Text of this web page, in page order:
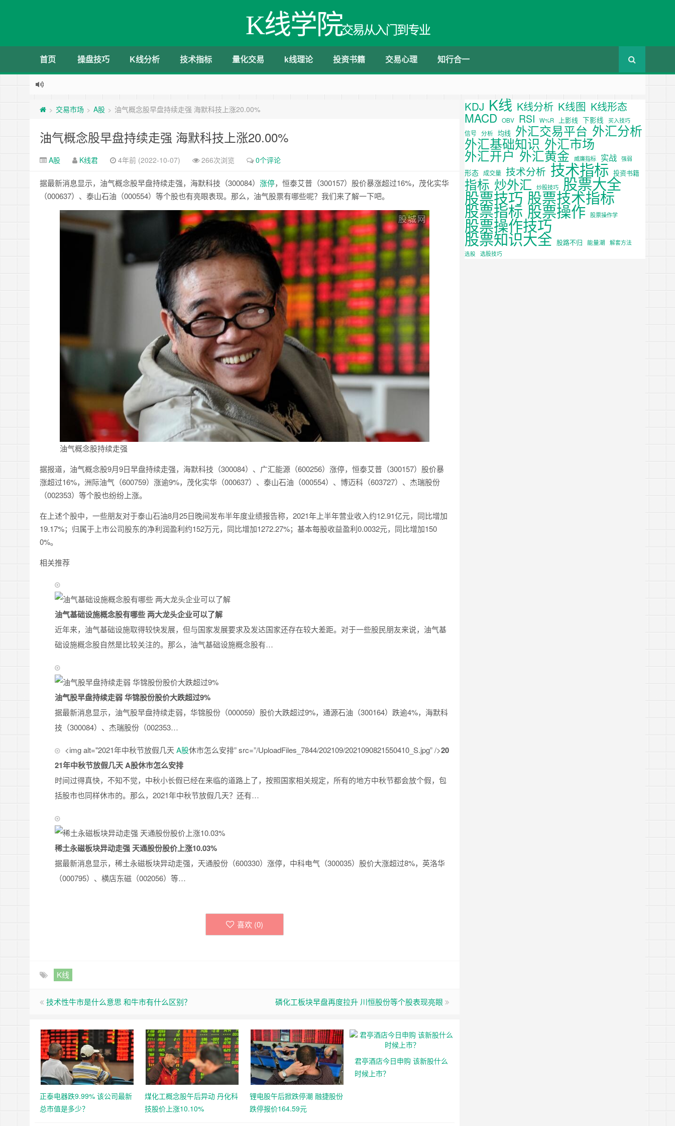
K线学院交易从入门到专业
首页 操盘技巧 K线分析 技术指标 量化交易 k线理论 投资书籍 交易心理 知行合一
> 交易市场 > A股 > 油气概念股早盘持续走强 海默科技上涨20.00%
油气概念股早盘持续走强 海默科技上涨20.00%
A股 K线君 4年前 (2022-10-07) 266次浏览 0个评论
据最新消息显示，油气概念股早盘持续走强，海默科技（300084） 涨停，恒泰艾普（300157）股价暴涨超过16%，茂化实华
（000637）、泰山石油（000554）等个股也有亮眼表现。那么，油气股票有哪些呢？我们来了解一下吧。
油气概念股持续走强
据报道，油气概念股9月9日早盘持续走强，海默科技（300084）、广汇能源（600256）涨停，恒泰艾普（300157）股价暴
涨超过16%，洲际油气（600759）涨逾9%，茂化实华（000637）、泰山石油（000554）、博迈科（603727）、杰瑞股份
（002353）等个股也纷纷上涨。
在上述个股中，一些朋友对于泰山石油8月25日晚间发布半年度业绩报告称，2021年上半年营业收入约12.91亿元，同比增加
19.17%；归属于上市公司股东的净利润盈利约152万元，同比增加1272.27%；基本每股收益盈利0.0032元，同比增加150
0%。
相关推荐
油气基础设施概念股有哪些 两大龙头企业可以了解
近年来，油气基础设施取得较快发展，但与国家发展要求及发达国家还存在较大差距。对于一些股民朋友来说，油气基
础设施概念股自然是比较关注的。那么，油气基础设施概念股有…
油气股早盘持续走弱 华锦股份股价大跌超过9%
据最新消息显示，油气股早盘持续走弱，华锦股份（000059）股价大跌超过9%，通源石油（300164）跌逾4%，海默科
技（300084）、杰瑞股份（002353…
<img alt="2021年中秋节放假几天 A股休市怎么安排” src=”/UploadFiles_7844/202109/2021090821550410_S.jpg” />20
21年中秋节放假几天 A股休市怎么安排
时间过得真快，不知不觉，中秋小长假已经在来临的道路上了，按照国家相关规定，所有的地方中秋节都会放个假，包
括股市也同样休市的。那么，2021年中秋节放假几天？还有…
稀土永磁板块异动走强 天通股份股价上涨10.03%
据最新消息显示，稀土永磁板块异动走强，天通股份（600330）涨停，中科电气（300035）股价大涨超过8%，英洛华
（000795）、横店东磁（002056）等…
喜欢 (0)
K线
技术性牛市是什么意思 和牛市有什么区别？ 磷化工板块早盘再度拉升 川恒股份等个股表现亮眼
正泰电器跌9.99% 该公司最新
总市值是多少？
煤化工概念股午后异动 丹化科
技股价上涨10.10%
锂电股午后掀跌停潮 融捷股份
跌停报价164.59元
君亭酒店今日申购 该新股什么
时候上市？
KDJ K线 K线分析 K线图 K线形态
MACD OBV RSI W%R 上影线 下影线 买入技巧
信号 分析 均线 外汇交易平台 外汇分析
外汇基础知识 外汇市场
外汇开户 外汇黄金 威廉指标 实战 强弱
形态 成交量 技术分析 技术指标 投资书籍
指标 炒外汇 炒股技巧 股票大全
股票技巧 股票技术指标
股票指标 股票操作 股票操作学
股票操作技巧
股票知识大全 股路不归 能量潮
解套方法
选股
选股技巧